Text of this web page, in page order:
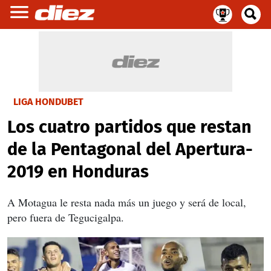
LIGA HONDUBET
Los cuatro partidos que restan
de la Pentagonal del Apertura-
2019 en Honduras
A Motagua le resta nada más un juego y será de local,
pero fuera de Tegucigalpa.